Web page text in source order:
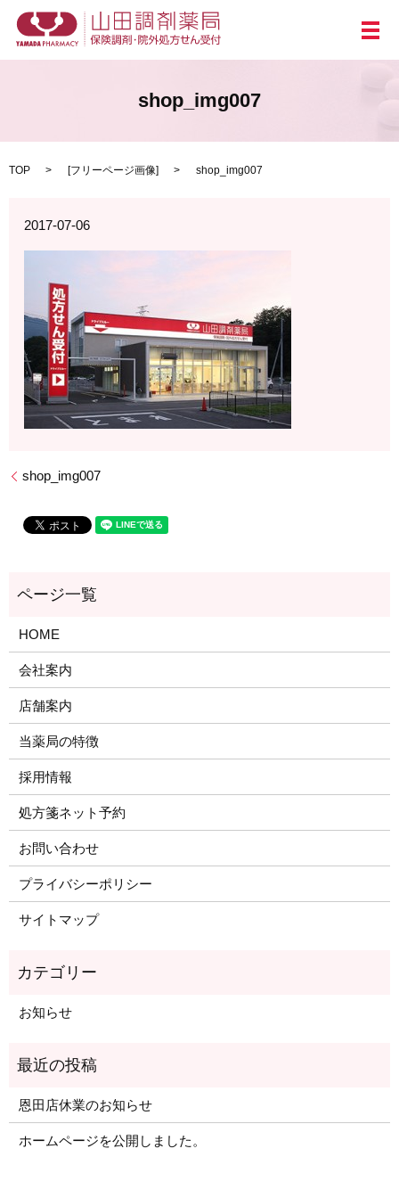
メ
shop_img007
TOP [フリーページ画像] shop_img007
2017-07-06
shop_img007
HOME
会社案内
店舗案内
当薬局の特徴
採用情報
処方箋ネット予約
お問い合わせ
プライバシーポリシー
サイトマップ
お知らせ
恩田店休業のお知らせ
ホームページを公開しました。